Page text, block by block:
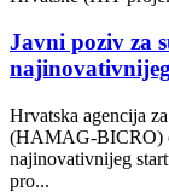
Javni poziv za
Hrvatska agencija
(HAMAG-BICRO)
najinovativnijeg
pro...